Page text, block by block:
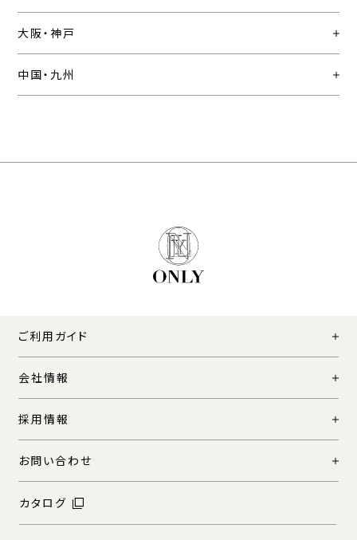
大阪・神戸
中国・九州
ご利用ガイド
会社情報
採用情報
お問い合わせ
カタログ